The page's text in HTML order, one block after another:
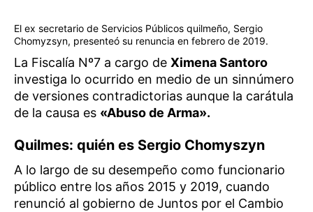
El ex secretario de Servicios Públicos quilmeño, Sergio
Chomyzsyn, presenteó su renuncia en febrero de 2019.
La Fiscalía Nº7 a cargo de Ximena Santoro
investiga lo ocurrido en medio de un sinnúmero
de versiones contradictorias aunque la carátula
de la causa es «Abuso de Arma».
Quilmes: quién es Sergio Chomyszyn
A lo largo de su desempeño como funcionario
público entre los años 2015 y 2019, cuando
renunció al gobierno de Juntos por el Cambio